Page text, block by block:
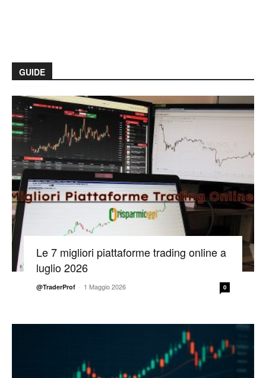
GUIDE
Le 7 migliori piattaforme trading online a
luglio 2026
@TraderProf - 1 Maggio 2026 0